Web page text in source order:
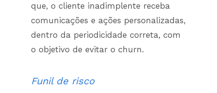
que, o cliente inadimplente receba
comunicações e ações personalizadas,
dentro da periodicidade correta, com
o objetivo de evitar o churn.
Funil de risco